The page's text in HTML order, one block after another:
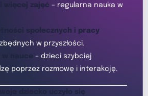
i więcej zajęć – regularna nauka w
społecznych i pracy
w przyszłości.
w nauce – dzieci szybciej
poprzez rozmowę i interakcję.
dziecko uczyło się